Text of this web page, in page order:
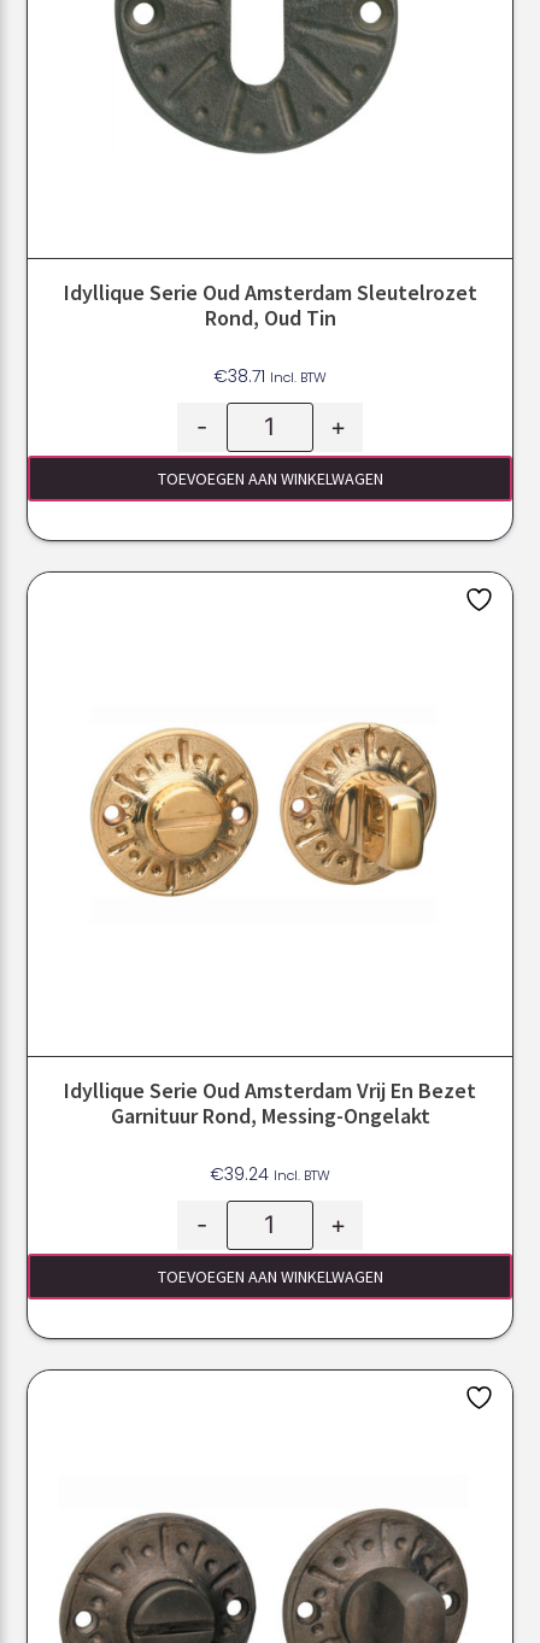
Idyllique Serie Oud Amsterdam Sleutelrozet
Rond, Oud Tin
€38.71 Incl. BTW
- +
TOEVOEGEN AAN WINKELWAGEN
Idyllique Serie Oud Amsterdam Vrij En Bezet
Garnituur Rond, Messing-Ongelakt
€39.24 Incl. BTW
- +
TOEVOEGEN AAN WINKELWAGEN